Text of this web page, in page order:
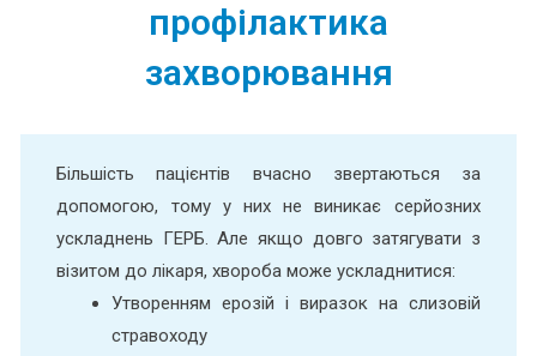
профілактика
захворювання
Більшість пацієнтів вчасно звертаються за
допомогою, тому у них не виникає серйозних
ускладнень ГЕРБ. Але якщо довго затягувати з
візитом до лікаря, хвороба може ускладнитися:
Утворенням ерозій і виразок на слизовій
стравоходу